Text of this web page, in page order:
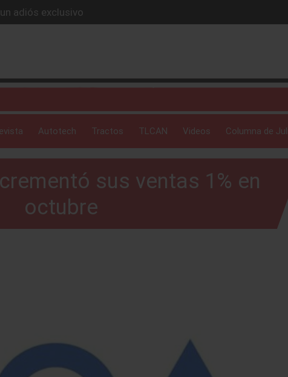
adiós exclusivo
que evoluciona
profunda: Peñafiel
pick-up en 2026
Autotech Tractos TLCAN Videos Columna de
sus ventas 1% en
octubre